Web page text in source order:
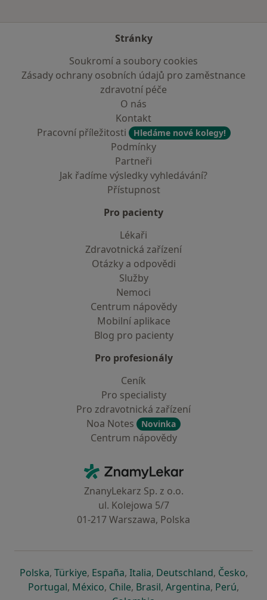
Stránky
Soukromí a soubory cookies
Zásady ochrany osobních údajů pro zaměstnance
zdravotní péče
O nás
Kontakt
Pracovní příležitosti
Hledáme nové kolegy!
Podmínky
Partneři
Jak řadíme výsledky vyhledávání?
Přístupnost
Pro pacienty
Lékaři
Zdravotnická zařízení
Otázky a odpovědi
Služby
Nemoci
Centrum nápovědy
Mobilní aplikace
Blog pro pacienty
Pro profesionály
Ceník
Pro specialisty
Pro zdravotnická zařízení
Noa Notes
Novinka
Centrum nápovědy
ZnamyLekar - Hlavní stránka
ZnanyLekarz Sp. z o.o.
ul. Kolejowa 5/7
01-217 Warszawa, Polska
Polskase otevře v nové záložce
, Türkiyese otevře v nové záložce
, Españase otevře v nové záložce
, Italiase otevře v nové záložce
, Deutschlandse otevře v
, Českose
,
Portugalse otevře v nové záložce
, Méxicose otevře v nové záložce
, Chilese otevře v nové záložce
, Brasilse otevře v nové
, Argentinase otevře v
, Perúse
,